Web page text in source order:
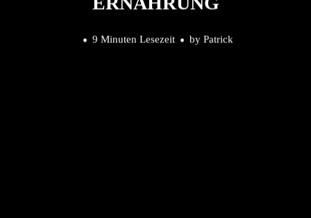
9 Minuten Lesezeit by Patrick